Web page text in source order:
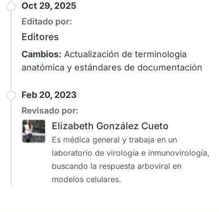
Oct 29, 2025
Editado por:
Editores
Cambios: Actualización de terminología
anatómica y estándares de documentación
Feb 20, 2023
Revisado por:
Elizabeth González Cueto
Es médica general y trabaja en un
laboratorio de virología e inmunovirología,
buscando la respuesta arboviral en
modelos celulares.